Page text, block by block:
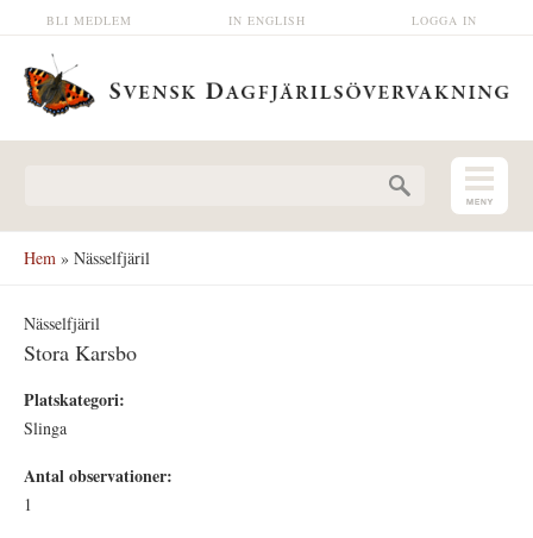
Hoppa till huvudinnehåll LOGGA IN
IN ENGLISH
BLI MEDLEM
Hem » Nässelfjäril
Nässelfjäril
Stora Karsbo
Platskategori:
Slinga
Antal observationer:
1